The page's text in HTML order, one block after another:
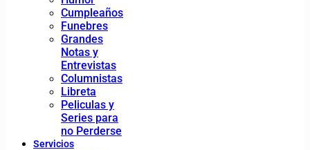
Cumpleaños
Funebres
Grandes
Notas y
Entrevistas
Columnistas
Libreta
Peliculas y
Series para
no Perderse
Servicios